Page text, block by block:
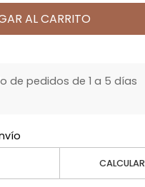
AL CARRITO
de pedidos de 1 a 5 días
CALCULAR